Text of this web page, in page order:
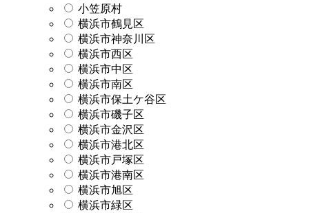
小笠原村
横浜市鶴見区
横浜市神奈川区
横浜市西区
横浜市中区
横浜市南区
横浜市保土ケ谷区
横浜市磯子区
横浜市金沢区
横浜市港北区
横浜市戸塚区
横浜市港南区
横浜市旭区
横浜市緑区